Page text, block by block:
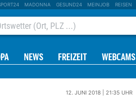
MADONNA GESUND24 MEINJOB REISEN
NEWS FREIZEIT WEBCAMS
12. JUNI 2018 | 21:35 UHR